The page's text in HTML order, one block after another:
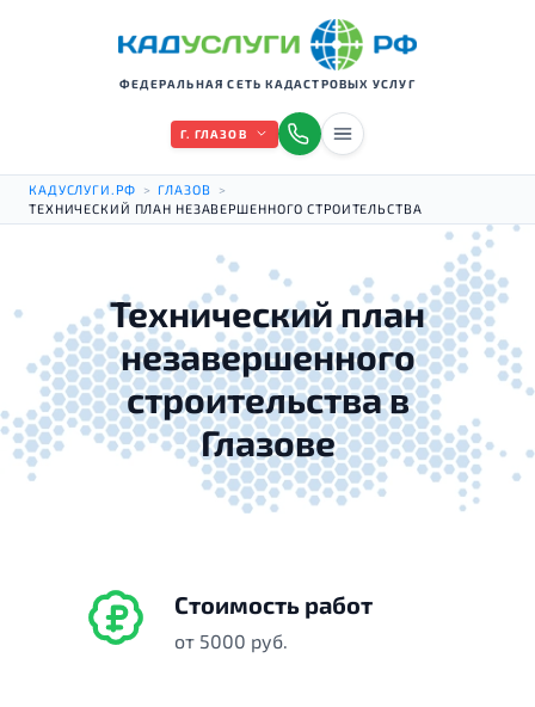
ФЕДЕРАЛЬНАЯ СЕТЬ КАДАСТРОВЫХ УСЛУГ
Г. ГЛАЗОВ
КАДУСЛУГИ.РФ > ГЛАЗОВ
>
ТЕХНИЧЕСКИЙ ПЛАН НЕЗАВЕРШЕННОГО СТРОИТЕЛЬСТВА
Технический план
незавершенного
строительства в
Глазове
Стоимость работ
от 5000 руб.